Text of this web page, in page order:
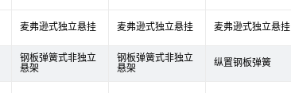
麦弗逊式独立悬挂 麦弗逊式独立悬挂 麦弗逊式独立悬挂
钢板弹簧式非独立
悬架
钢板弹簧式非独立
悬架
纵置钢板弹簧